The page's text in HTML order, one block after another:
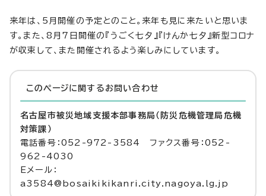
来年は、5月開催の予定とのこと。来年も見に来たいと思いま
す。また、8月7日開催の『うごく七夕』『けんか七夕』新型コロナ
が収束して、また開催されるよう楽しみにしています。
このページに関する お問い合わせ
名古屋市被災地域支援本部事務局（防災危機管理局危機
対策課）
電話番号：052-972-3584 ファクス番号：052-
962-4030
Eメール：
a3584@bosaikikikanri.city.nagoya.lg.jp